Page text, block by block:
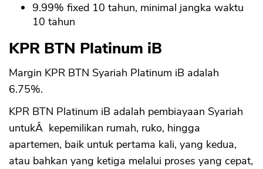
9.99% fixed 10 tahun, minimal jangka waktu
10 tahun
KPR BTN Platinum iB
Margin KPR BTN Syariah Platinum iB adalah
6.75%.
KPR BTN Platinum iB adalah pembiayaan Syariah
untukÂ kepemilikan rumah, ruko, hingga
apartemen, baik untuk pertama kali, yang kedua,
atau bahkan yang ketiga melalui proses yang cepat,